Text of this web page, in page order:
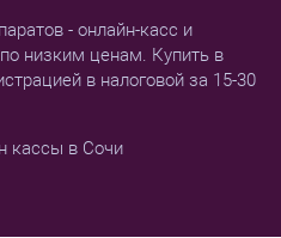
- онлайн-касс и
низким ценам. Купить в
в налоговой за 15-30
кассы в Сочи